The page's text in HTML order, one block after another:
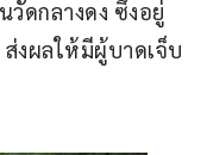
วัดกลางดง ซึ่งอยู่
งผลให้มีผู้บาดเจ็บ